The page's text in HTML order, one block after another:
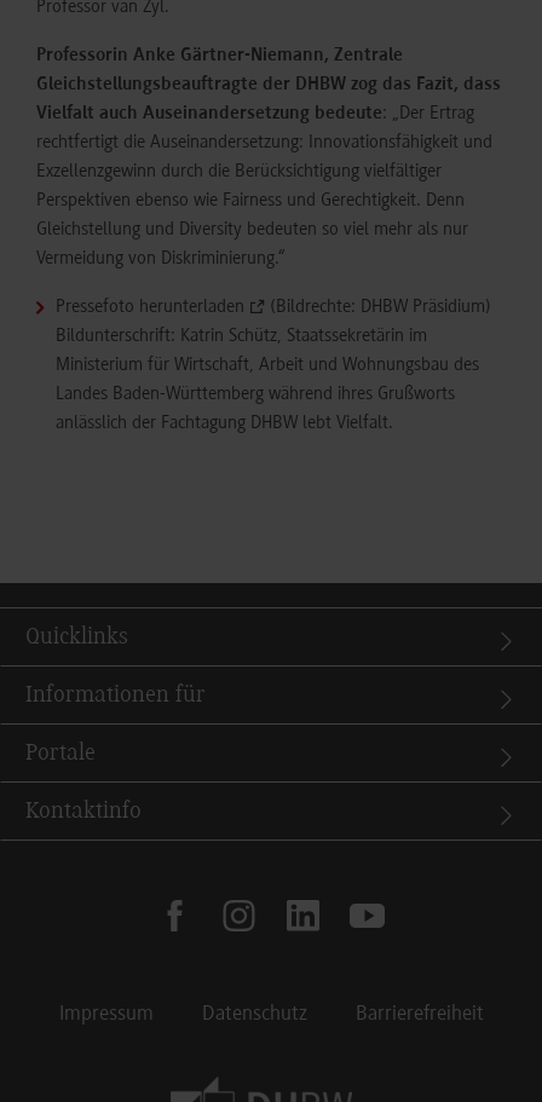
Professor van Zyl.
Professorin Anke Gärtner-Niemann, Zentrale
Gleichstellungsbeauftragte der DHBW zog das Fazit, dass
Vielfalt auch Auseinandersetzung bedeute: „Der Ertrag
rechtfertigt die Auseinandersetzung: Innovationsfähigkeit und
Exzellenzgewinn durch die Berücksichtigung vielfältiger
Perspektiven ebenso wie Fairness und Gerechtigkeit. Denn
Gleichstellung und Diversity bedeuten so viel mehr als nur
Vermeidung von Diskriminierung.“
Pressefoto herunterladen
(Bildrechte: DHBW Präsidium)
Bildunterschrift: Katrin Schütz, Staatssekretärin im
Ministerium für Wirtschaft, Arbeit und Wohnungsbau des
Landes Baden-Württemberg während ihres Grußworts
anlässlich der Fachtagung DHBW lebt Vielfalt.
Quicklinks
Informationen für
Portale
Kontaktinfo
facebookinstagramlinkedinyoutube
Impressum Datenschutz Barrierefreiheit